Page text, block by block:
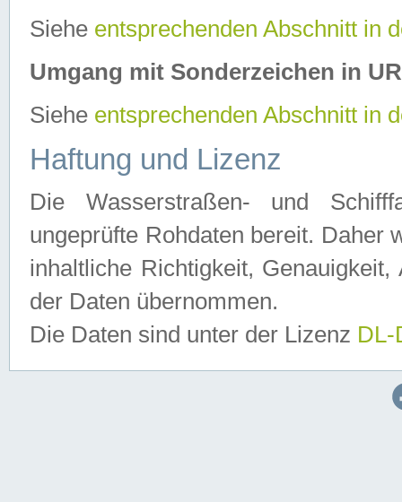
Siehe entsprechenden Abschnitt in
Umgang mit Sonderzeichen in
Siehe entsprechenden Abschnitt in
Haftung und Lizenz
Die Wasserstraßen- und
ungeprüfte Rohdaten bereit. Daher
inhaltliche Richtigkeit,
der Daten übernommen.
Die Daten sind unter der Lizenz